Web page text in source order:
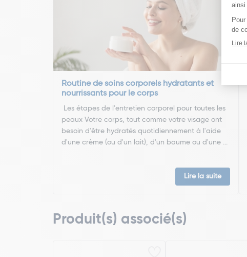
Routine de soins corporels hydratants et
nourrissants pour le corps
Les étapes de l'entretien corporel pour toutes les
peaux Votre corps, tout comme votre visage ont
besoin d'être hydratés quotidiennement à l'aide
d'une crème (ou d'un lait), d'un baume ou d'une ...
Lire la suite
Produit(s) associé(s)